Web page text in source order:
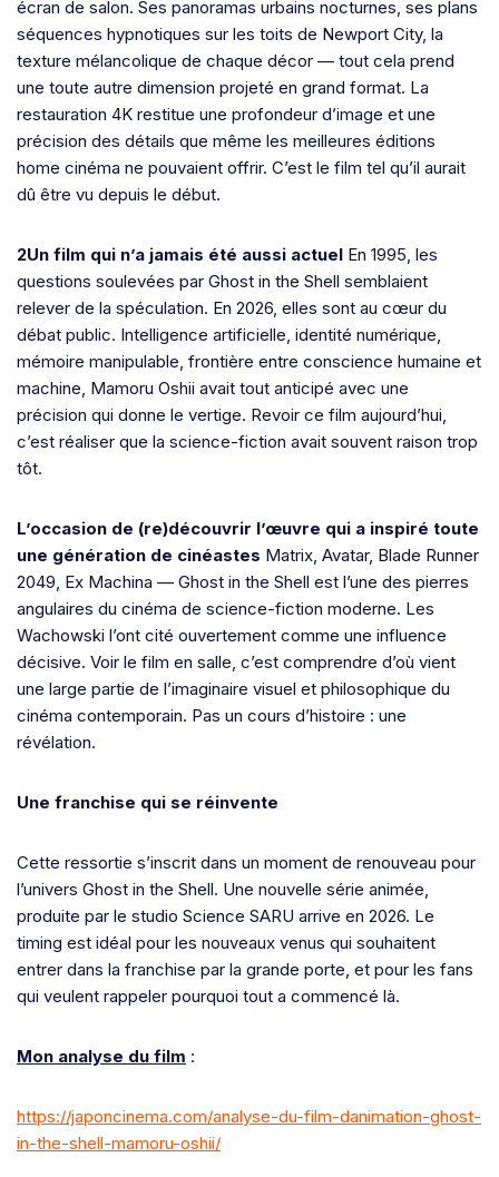
écran de salon. Ses panoramas urbains nocturnes, ses plans
séquences hypnotiques sur les toits de Newport City, la
texture mélancolique de chaque décor — tout cela prend
une toute autre dimension projeté en grand format. La
restauration 4K restitue une profondeur d’image et une
précision des détails que même les meilleures éditions
home cinéma ne pouvaient offrir. C’est le film tel qu’il aurait
dû être vu depuis le début.
2Un film qui n’a jamais été aussi actuel En 1995, les
questions soulevées par Ghost in the Shell semblaient
relever de la spéculation. En 2026, elles sont au cœur du
débat public. Intelligence artificielle, identité numérique,
mémoire manipulable, frontière entre conscience humaine et
machine, Mamoru Oshii avait tout anticipé avec une
précision qui donne le vertige. Revoir ce film aujourd’hui,
c’est réaliser que la science-fiction avait souvent raison trop
tôt.
L’occasion de (re)découvrir l’œuvre qui a inspiré toute
une génération de cinéastes Matrix, Avatar, Blade Runner
2049, Ex Machina — Ghost in the Shell est l’une des pierres
angulaires du cinéma de science-fiction moderne. Les
Wachowski l’ont cité ouvertement comme une influence
décisive. Voir le film en salle, c’est comprendre d’où vient
une large partie de l’imaginaire visuel et philosophique du
cinéma contemporain. Pas un cours d’histoire : une
révélation.
Une franchise qui se réinvente
Cette ressortie s’inscrit dans un moment de renouveau pour
l’univers Ghost in the Shell. Une nouvelle série animée,
produite par le studio Science SARU arrive en 2026. Le
timing est idéal pour les nouveaux venus qui souhaitent
entrer dans la franchise par la grande porte, et pour les fans
qui veulent rappeler pourquoi tout a commencé là.
Mon analyse du film :
https://japoncinema.com/analyse-du-film-danimation-ghost-
in-the-shell-mamoru-oshii/